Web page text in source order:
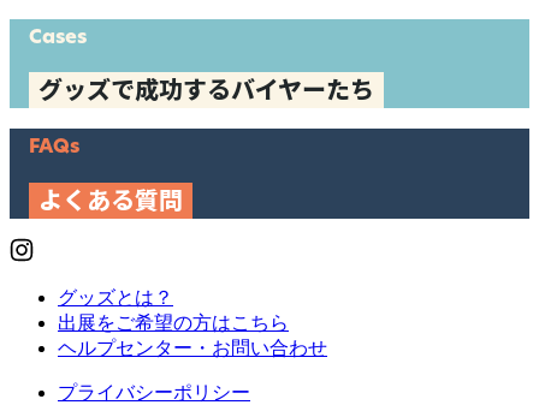
Cases
グッズで成功するバイヤーたち
FAQs
よくある質問
グッズとは？
出展をご希望の方はこちら
ヘルプセンター・お問い合わせ
プライバシーポリシー